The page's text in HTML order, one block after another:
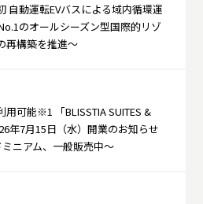
自動運転EVバスによる域内循環運
のオールシーズン型国際的リゾ
再構築を推進～
可能※1 「BLISSTIA SUITES &
年7月15日（水）開業のお知らせ
ニアム、一般販売中～